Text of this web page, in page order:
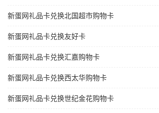
新蛋网礼品卡兑换北国超市购物卡
新蛋网礼品卡兑换友好卡
新蛋网礼品卡兑换汇嘉购物卡
新蛋网礼品卡兑换西太华购物卡
新蛋网礼品卡兑换世纪金花购物卡